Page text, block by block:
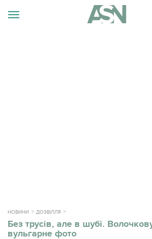
НОВИНИ ДОЗВІЛЛЯ
Без трусів, але в шубі.
вульгарне фото